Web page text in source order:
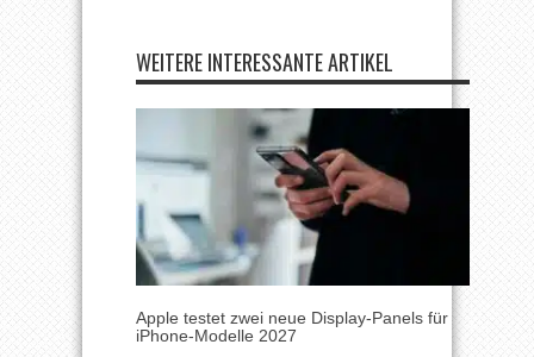
WEITERE INTERESSANTE ARTIKEL
Apple testet zwei neue Display-Panels für
iPhone-Modelle 2027